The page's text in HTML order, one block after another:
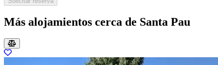
Más alojamientos cerca de Santa Pau